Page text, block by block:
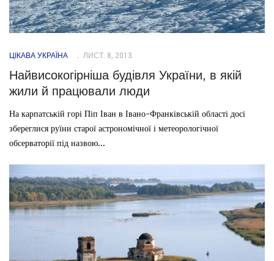
ЦІКАВА УКРАЇНА ЛИСТ. 8, 2013
Найвисокогірніша будівля України, в якій
жили й працювали люди
На карпатській горі Піп Іван в Івано-Франківській області досі
збереглися руїни старої астрономічної і метеорологічної
обсерваторії під назвою...